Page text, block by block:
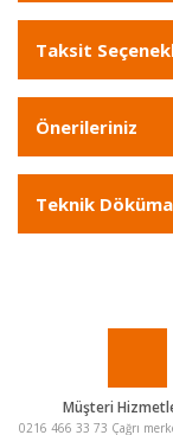
Taksit
Önerileriniz
Teknik
Müşteri
0216 466 33 73 Çağrı